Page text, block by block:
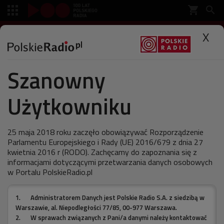
 X
Szanowny
Użytkowniku
25 maja 2018 roku zaczęło obowiązywać Rozporządzenie
Parlamentu Europejskiego i Rady (UE) 2016/679 z dnia 27
kwietnia 2016 r (RODO). Zachęcamy do zapoznania się z
informacjami dotyczącymi przetwarzania danych osobowych
w Portalu PolskieRadio.pl
1.
Administratorem Danych jest Polskie Radio S.A. z siedzibą w
Warszawie, al. Niepodległości 77/85, 00-977 Warszawa.
2.
W sprawach związanych z Pani/a danymi należy kontaktować
Płyty
"Anielskie sprawki" w
Polskim Radiu
ostatnia aktualizacja:
Już wkrótce będziecie mogli Państwo wesprzeć